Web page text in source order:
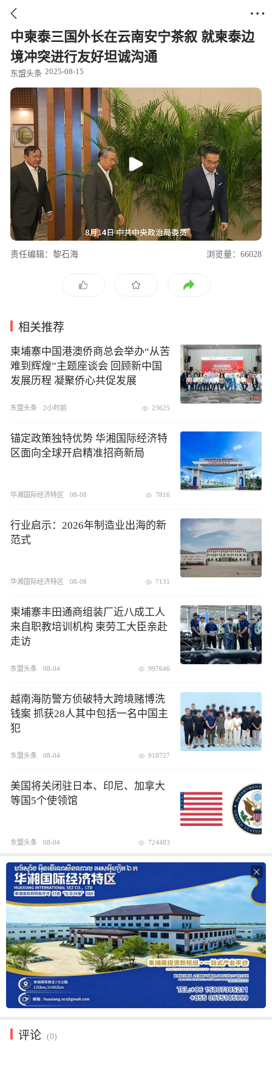
 
中柬泰三国外长在云南安宁茶叙 就柬泰边
境冲突进行友好坦诚沟通
东盟头条 2025-08-15
责任编辑：黎石海 浏览量：66028
相关推荐
柬埔寨中国港澳侨商总会举办“从苦
难到辉煌”主题座谈会 回顾新中国
发展历程 凝聚侨心共促发展
东盟头条 2小时前 23625
锚定政策独特优势 华湘国际经济特
区面向全球开启精准招商新局
华湘国际经济特区 08-08 7816
行业启示：2026年制造业出海的新
范式
华湘国际经济特区 08-08 7131
柬埔寨丰田通商组装厂近八成工人
来自职教培训机构 柬劳工大臣亲赴
走访
东盟头条 08-04 997646
越南海防警方侦破特大跨境赌博洗
钱案 抓获28人其中包括一名中国主
犯
东盟头条 08-04 918727
美国将关闭驻日本、印尼、加拿大
等国5个使领馆
东盟头条 08-04 724483

评论 (0)